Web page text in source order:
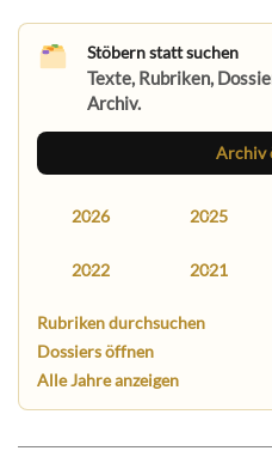
Stöbern statt suchen
Texte, Rubriken,
Archiv.
Archiv
2026 2025
2022 2021
Rubriken durchsuchen
Dossiers öffnen
Alle Jahre anzeigen